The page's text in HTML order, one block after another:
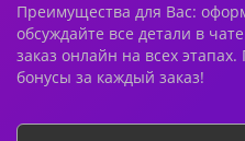
Преимущества для Вас:
обсуждайте все детали в
заказ онлайн на всех
бонусы за каждый заказ!